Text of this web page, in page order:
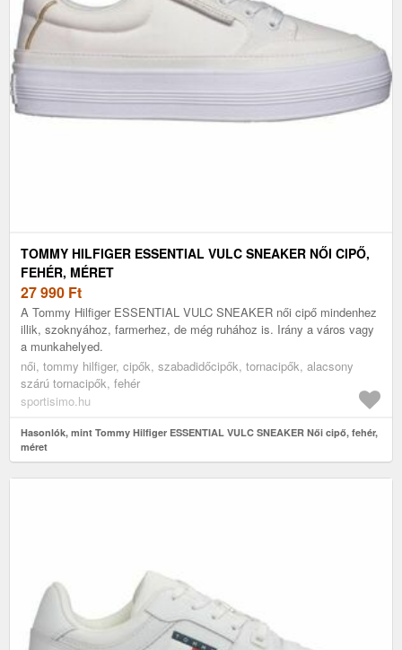
TOMMY HILFIGER ESSENTIAL VULC SNEAKER NŐI CIPŐ,
FEHÉR, MÉRET
27 990 Ft
A Tommy Hilfiger ESSENTIAL VULC SNEAKER női cipő mindenhez
illik, szoknyához, farmerhez, de még ruhához is. Irány a város vagy
a munkahelyed.
női, tommy hilfiger, cipők, szabadidőcipők, tornacipők, alacsony
szárú tornacipők, fehér
sportisimo.hu
Hasonlók, mint Tommy Hilfiger ESSENTIAL VULC SNEAKER Női cipő, fehér,
méret